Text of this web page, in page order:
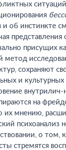
и об инстинкте
присущих
метод
сохраняют
и
на
их мнению,
психоанализ
о
стремятся